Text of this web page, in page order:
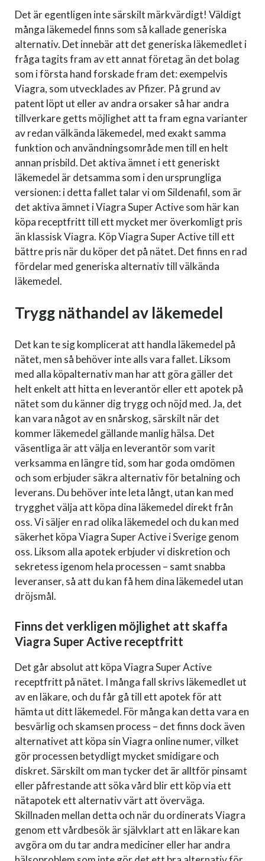
Det är egentligen inte särskilt märkvärdigt! Väldigt
många läkemedel finns som så kallade generiska
alternativ. Det innebär att det generiska läkemedlet i
fråga tagits fram av ett annat företag än det bolag
som i första hand forskade fram det: exempelvis
Viagra, som utvecklades av Pfizer. På grund av
patent löpt ut eller av andra orsaker så har andra
tillverkare getts möjlighet att ta fram egna varianter
av redan välkända läkemedel, med exakt samma
funktion och användningsområde men till en helt
annan prisbild. Det aktiva ämnet i ett generiskt
läkemedel är detsamma som i den ursprungliga
versionen: i detta fallet talar vi om Sildenafil, som är
det aktiva ämnet i Viagra Super Active som här kan
köpa receptfritt till ett mycket mer överkomligt pris
än klassisk Viagra. Köp Viagra Super Active till ett
bättre pris när du köper det på nätet. Det finns en rad
fördelar med generiska alternativ till välkända
läkemedel.
Trygg näthandel av läkemedel
Det kan te sig komplicerat att handla läkemedel på
nätet, men så behöver inte alls vara fallet. Liksom
med alla köpalternativ man har att göra gäller det
helt enkelt att hitta en leverantör eller ett apotek på
nätet som du känner dig trygg och nöjd med. Ja, det
kan vara något av en snårskog, särskilt när det
kommer läkemedel gällande manlig hälsa. Det
väsentliga är att välja en leverantör som varit
verksamma en längre tid, som har goda omdömen
och som erbjuder säkra alternativ för betalning och
leverans. Du behöver inte leta långt, utan kan med
trygghet välja att köpa dina läkemedel direkt från
oss. Vi säljer en rad olika läkemedel och du kan med
säkerhet köpa Viagra Super Active i Sverige genom
oss. Liksom alla apotek erbjuder vi diskretion och
sekretess igenom hela processen – samt snabba
leveranser, så att du kan få hem dina läkemedel utan
dröjsmål.
Finns det verkligen möjlighet att skaffa
Viagra Super Active receptfritt
Det går absolut att köpa Viagra Super Active
receptfritt på nätet. I många fall skrivs läkemedlet ut
av en läkare, och du får gå till ett apotek för att
hämta ut ditt läkemedel. För många kan detta vara en
besvärlig och skamsen process – det finns dock även
alternativet att köpa sin Viagra online numer, vilket
gör processen betydligt mycket smidigare och
diskret. Särskilt om man tycker det är alltför pinsamt
eller påfrestande att söka vård blir ett köp via ett
nätapotek ett alternativ värt att överväga.
Skillnaden mellan detta och när du ordinerats Viagra
genom ett vårdbesök är självklart att en läkare kan
avgöra om du tar andra mediciner eller har andra